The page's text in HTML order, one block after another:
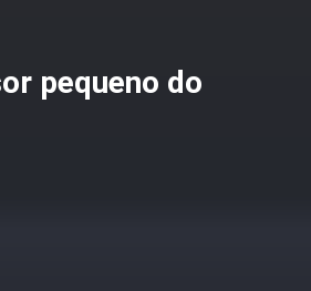
pequeno do